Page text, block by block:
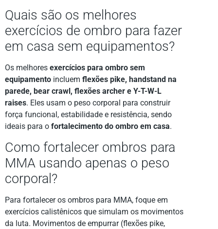
Quais são os melhores
exercícios de ombro para fazer
em casa sem equipamentos?
Os melhores exercícios para ombro sem
equipamento incluem flexões pike, handstand na
parede, bear crawl, flexões archer e Y-T-W-L
raises. Eles usam o peso corporal para construir
força funcional, estabilidade e resistência, sendo
ideais para o fortalecimento do ombro em casa.
Como fortalecer ombros para
MMA usando apenas o peso
corporal?
Para fortalecer os ombros para MMA, foque em
exercícios calistênicos que simulam os movimentos
da luta. Movimentos de empurrar (flexões pike,